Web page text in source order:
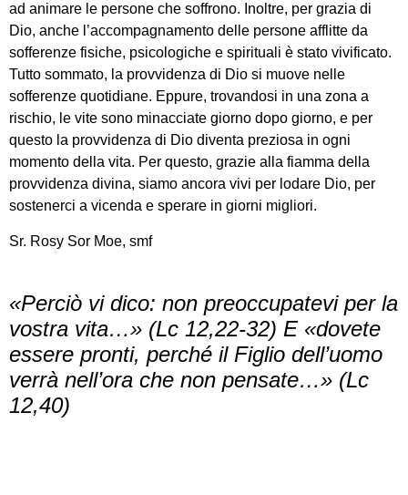
ad animare le persone che soffrono. Inoltre, per grazia di
Dio, anche l’accompagnamento delle persone afflitte da
sofferenze fisiche, psicologiche e spirituali è stato vivificato.
Tutto sommato, la provvidenza di Dio si muove nelle
sofferenze quotidiane. Eppure, trovandosi in una zona a
rischio, le vite sono minacciate giorno dopo giorno, e per
questo la provvidenza di Dio diventa preziosa in ogni
momento della vita. Per questo, grazie alla fiamma della
provvidenza divina, siamo ancora vivi per lodare Dio, per
sostenerci a vicenda e sperare in giorni migliori.
Sr. Rosy Sor Moe, smf
«Perciò vi dico: non preoccupatevi per la
vostra vita…» (Lc 12,22-32) E «dovete
essere pronti, perché il Figlio dell’uomo
verrà nell’ora che non pensate…» (Lc
12,40)